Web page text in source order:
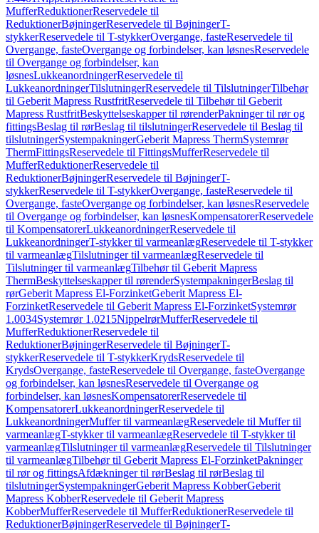
MufferReduktionerReservedele til
ReduktionerBøjningerReservedele til BøjningerT-
stykkerReservedele til T-stykkerOvergange, fasteReservedele til
Overgange, fasteOvergange og forbindelser, kan løsnesReservedele
til Overgange og forbindelser, kan
løsnesLukkeanordningerReservedele til
LukkeanordningerTilslutningerReservedele til TilslutningerTilbehør
til Geberit Mapress RustfritReservedele til Tilbehør til Geberit
Mapress RustfritBeskyttelseskapper til rørenderPakninger til rør og
fittingsBeslag til rørBeslag til tilslutningerReservedele til Beslag til
tilslutningerSystempakningerGeberit Mapress ThermSystemrør
ThermFittingsReservedele til FittingsMufferReservedele til
MufferReduktionerReservedele til
ReduktionerBøjningerReservedele til BøjningerT-
stykkerReservedele til T-stykkerOvergange, fasteReservedele til
Overgange, fasteOvergange og forbindelser, kan løsnesReservedele
til Overgange og forbindelser, kan løsnesKompensatorerReservedele
til KompensatorerLukkeanordningerReservedele til
LukkeanordningerT-stykker til varmeanlægReservedele til T-stykker
til varmeanlægTilslutninger til varmeanlægReservedele til
Tilslutninger til varmeanlægTilbehør til Geberit Mapress
ThermBeskyttelseskapper til rørenderSystempakningerBeslag til
rørGeberit Mapress El-ForzinketGeberit Mapress El-
ForzinketReservedele til Geberit Mapress El-ForzinketSystemrør
1.0034Systemrør 1.0215NippelrørMufferReservedele til
MufferReduktionerReservedele til
ReduktionerBøjningerReservedele til BøjningerT-
stykkerReservedele til T-stykkerKrydsReservedele til
KrydsOvergange, fasteReservedele til Overgange, fasteOvergange
og forbindelser, kan løsnesReservedele til Overgange og
forbindelser, kan løsnesKompensatorerReservedele til
KompensatorerLukkeanordningerReservedele til
LukkeanordningerMuffer til varmeanlægReservedele til Muffer til
varmeanlægT-stykker til varmeanlægReservedele til T-stykker til
varmeanlægTilslutninger til varmeanlægReservedele til Tilslutninger
til varmeanlægTilbehør til Geberit Mapress El-ForzinketPakninger
til rør og fittingsAfdækninger til rørBeslag til rørBeslag til
tilslutningerSystempakningerGeberit Mapress KobberGeberit
Mapress KobberReservedele til Geberit Mapress
KobberMufferReservedele til MufferReduktionerReservedele til
ReduktionerBøjningerReservedele til BøjningerT-